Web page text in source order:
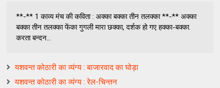
**-** 1 काव्य मंच की कविता : अक्का बक्का तीन तलक्का **-** अक्का
बक्का तीन तलक्का फेंका गुगली मारा छक्का, दर्शक हो गए हक्का-बक्का.
करता बन्दन...
यशवन्त कोठारी का व्यंग्य : बाजारवाद का घोड़ा
यशवन्त कोठारी का व्यंग्य : रेल-चिन्तन